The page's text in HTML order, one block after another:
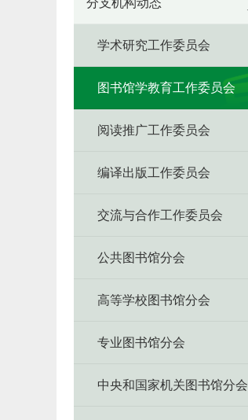
分支机构动态
学术研究工作委员会
图书馆学教育工作委员会
阅读推广工作委员会
编译出版工作委员会
交流与合作工作委员会
公共图书馆分会
高等学校图书馆分会
专业图书馆分会
中央和国家机关图书馆分会